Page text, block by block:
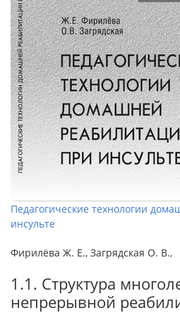
Педагогические технологии
инсульте
Фирилёва Ж. Е., Загрядская О. В.,
1.1. Структура
непрерывной